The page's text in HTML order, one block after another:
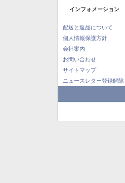
インフォメーション
配送と返品について
個人情報保護方針
会社案内
お問い合わせ
サイトマップ
ニュースレター登録解除